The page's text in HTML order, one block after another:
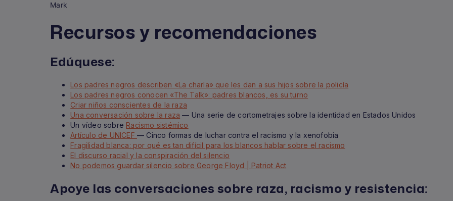
Mark
Recursos y recomendaciones
Edúquese:
Los padres negros describen «La charla» que les dan a sus hijos sobre la policía
Los padres negros conocen «The Talk»: padres blancos, es su turno
Criar niños conscientes de la raza
Una conversación sobre la raza — Una serie de cortometrajes sobre la identidad en Estados Unidos
Un vídeo sobre Racismo sistémico
Artículo de UNICEF — Cinco formas de luchar contra el racismo y la xenofobia
Fragilidad blanca: por qué es tan difícil para los blancos hablar sobre el racismo
El discurso racial y la conspiración del silencio
No podemos guardar silencio sobre George Floyd | Patriot Act
Apoye las conversaciones sobre raza, racismo y resistencia: